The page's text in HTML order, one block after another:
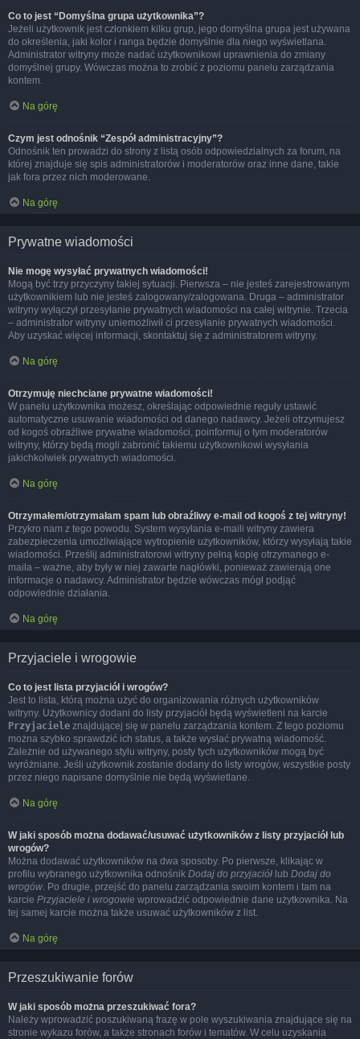
Co to jest “Domyślna grupa użytkownika”?
Jeżeli użytkownik jest członkiem kilku grup, jego domyślna grupa jest używana
do określenia, jaki kolor i ranga będzie domyślnie dla niego wyświetlana.
Administrator witryny może nadać użytkownikowi uprawnienia do zmiany
domyślnej grupy. Wówczas można to zrobić z poziomu panelu zarządzania
kontem.
Na górę
Czym jest odnośnik “Zespół administracyjny”?
Odnośnik ten prowadzi do strony z listą osób odpowiedzialnych za forum, na
której znajduje się spis administratorów i moderatorów oraz inne dane, takie
jak fora przez nich moderowane.
Na górę
Prywatne wiadomości
Nie mogę wysyłać prywatnych wiadomości!
Mogą być trzy przyczyny takiej sytuacji. Pierwsza – nie jesteś zarejestrowanym
użytkownikiem lub nie jesteś zalogowany/zalogowana. Druga – administrator
witryny wyłączył przesyłanie prywatnych wiadomości na całej witrynie. Trzecia
– administrator witryny uniemożliwił ci przesyłanie prywatnych wiadomości.
Aby uzyskać więcej informacji, skontaktuj się z administratorem witryny.
Na górę
Otrzymuję niechciane prywatne wiadomości!
W panelu użytkownika możesz, określając odpowiednie reguły ustawić
automatyczne usuwanie wiadomości od danego nadawcy. Jeżeli otrzymujesz
od kogoś obraźliwe prywatne wiadomości, poinformuj o tym moderatorów
witryny, którzy będą mogli zabronić takiemu użytkownikowi wysyłania
jakichkolwiek prywatnych wiadomości.
Na górę
Otrzymałem/otrzymałam spam lub obraźliwy e-mail od kogoś z tej witryny!
Przykro nam z tego powodu. System wysyłania e-maili witryny zawiera
zabezpieczenia umożliwiające wytropienie użytkowników, którzy wysyłają takie
wiadomości. Prześlij administratorowi witryny pełną kopię otrzymanego e-
maila – ważne, aby były w niej zawarte nagłówki, ponieważ zawierają one
informacje o nadawcy. Administrator będzie wówczas mógł podjąć
odpowiednie działania.
Na górę
Przyjaciele i wrogowie
Co to jest lista przyjaciół i wrogów?
Jest to lista, którą można użyć do organizowania różnych użytkowników
witryny. Użytkownicy dodani do listy przyjaciół będą wyświetleni na karcie
Przyjaciele znajdującej się w panelu zarządzania kontem. Z tego poziomu
można szybko sprawdzić ich status, a także wysłać prywatną wiadomość.
Zależnie od używanego stylu witryny, posty tych użytkowników mogą być
wyróżniane. Jeśli użytkownik zostanie dodany do listy wrogów, wszystkie posty
przez niego napisane domyślnie nie będą wyświetlane.
Na górę
W jaki sposób można dodawać/usuwać użytkowników z listy przyjaciół lub
wrogów?
Można dodawać użytkowników na dwa sposoby. Po pierwsze, klikając w
profilu wybranego użytkownika odnośnik Dodaj do przyjaciół lub Dodaj do
wrogów. Po drugie, przejść do panelu zarządzania swoim kontem i tam na
karcie Przyjaciele i wrogowie wprowadzić odpowiednie dane użytkownika. Na
tej samej karcie można także usuwać użytkowników z list.
Na górę
Przeszukiwanie forów
W jaki sposób można przeszukiwać fora?
Należy wprowadzić poszukiwaną frazę w pole wyszukiwania znajdujące się na
stronie wykazu forów, a także stronach forów i tematów. W celu uzyskania